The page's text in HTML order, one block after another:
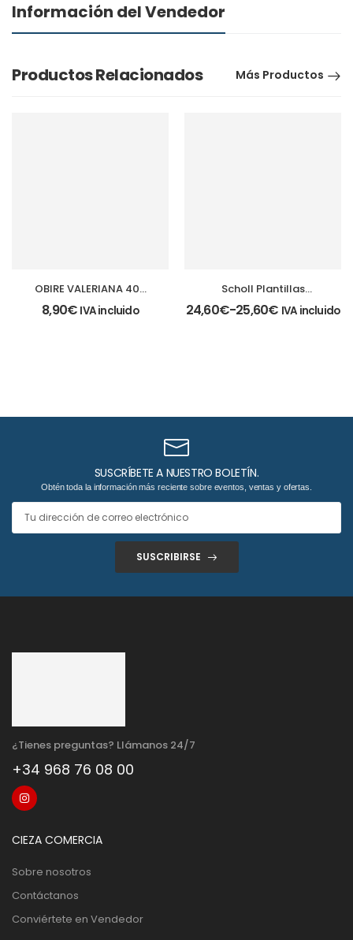
Información del Vendedor
Productos Relacionados Más Productos
OBIRE VALERIANA 400
MG 60 COMPRIMIDOS
8,90€ IVA incluido
Scholl Plantillas
GelActiv
24,60€-25,60€ IVA incluido
SUSCRÍBETE A NUESTRO BOLETÍN.
Obtén toda la información más reciente sobre eventos, ventas y ofertas.
SUSCRIBIRSE
¿Tienes preguntas? Llámanos 24/7
+34 968 76 08 00
CIEZA COMERCIA
Sobre nosotros
Contáctanos
Conviértete en Vendedor